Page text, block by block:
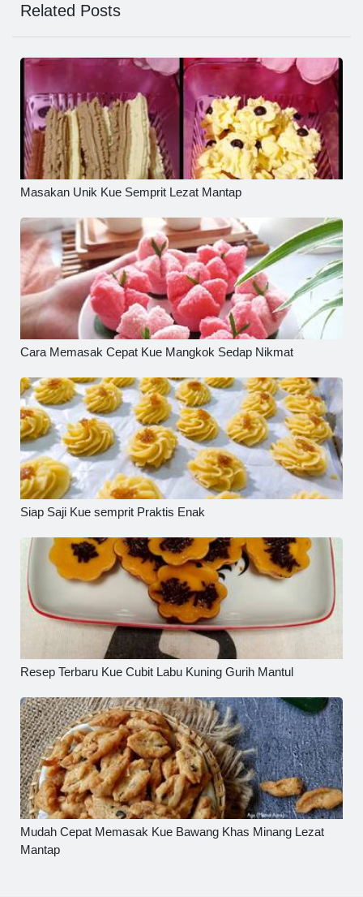
Related Posts
Masakan Unik Kue Semprit Lezat Mantap
Cara Memasak Cepat Kue Mangkok Sedap Nikmat
Siap Saji Kue semprit Praktis Enak
Resep Terbaru Kue Cubit Labu Kuning Gurih Mantul
Mudah Cepat Memasak Kue Bawang Khas Minang Lezat
Mantap